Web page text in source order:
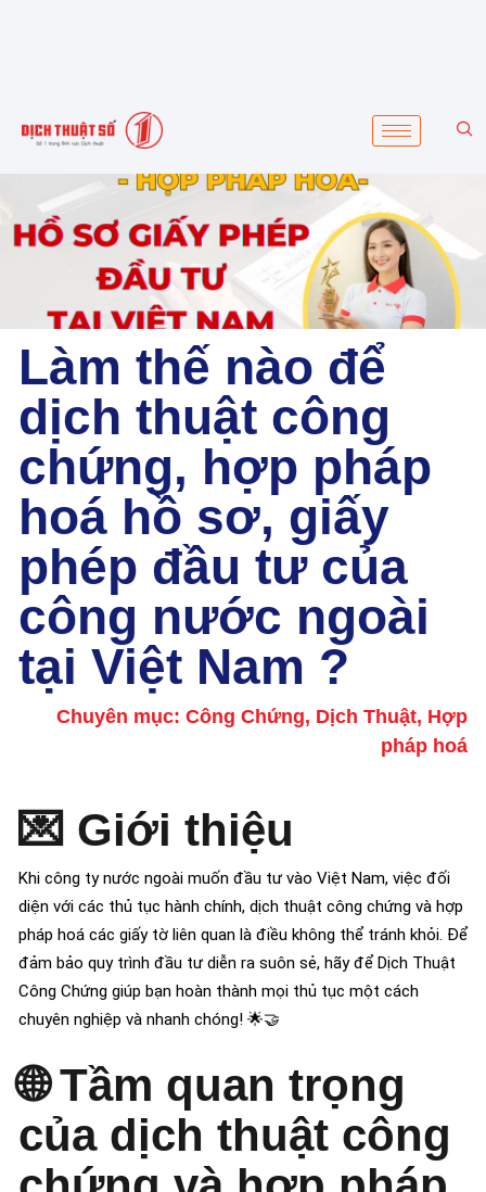
Làm thế nào để
dịch thuật công
chứng, hợp pháp
hoá hồ sơ, giấy
phép đầu tư của
công nước ngoài
tại Việt Nam ?
Chuyên mục: Công Chứng, Dịch Thuật, Hợp
pháp hoá
💌 Giới thiệu
Khi công ty nước ngoài muốn đầu tư vào Việt Nam, việc đối
diện với các thủ tục hành chính, dịch thuật công chứng và hợp
pháp hoá các giấy tờ liên quan là điều không thể tránh khỏi. Để
đảm bảo quy trình đầu tư diễn ra suôn sẻ, hãy để Dịch Thuật
Công Chứng giúp bạn hoàn thành mọi thủ tục một cách
chuyên nghiệp và nhanh chóng! 🌟🤝
🌐Tầm quan trọng
của dịch thuật công